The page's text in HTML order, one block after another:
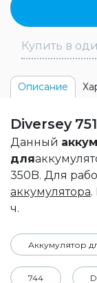
Купить в
Описание
Diversey
Данный
для
350B. Для
аккумулятора.
ч.
Аккумулятор
744